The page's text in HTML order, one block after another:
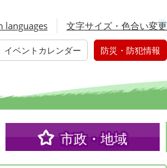
languages 文字サイズ・色合い変更
イベントカレンダー 防災・防犯情報
市政・地域